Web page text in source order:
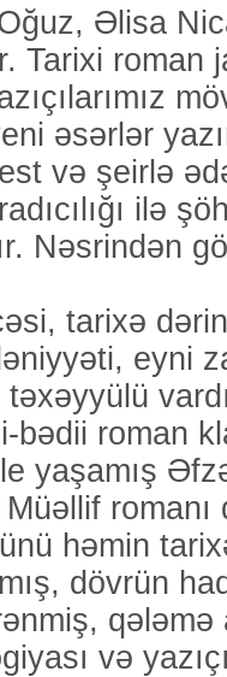
Əlisa
Tarixi roman
əsərlər
və şeirlə
ilə
Nəsrindən
tarixə
eyni
bədii roman
yaşamış
həmin
dövrün
qələmə
və